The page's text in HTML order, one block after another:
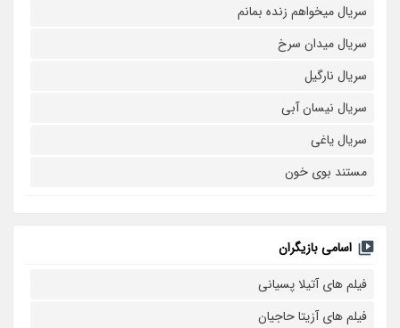
سریال میخواهم زنده بمانم
سریال میدان سرخ
سریال نارگیل
سریال نیسان آبی
سریال یاغی
مستند بوی خون
اسامی بازیگران
فیلم های آتیلا پسیانی
فیلم های آزیتا حاجیان